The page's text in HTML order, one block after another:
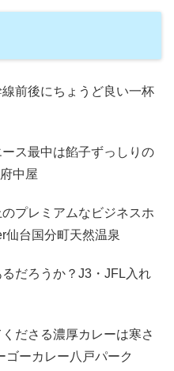
線前後にちょうど良い一杯
ース最中は餡子ずっしりの
中屋
プレミアムなビジネスホ
仙台国分町天然温泉
だろうか？J3・JFL入れ
ださる濃厚カレーは寒さ
ゴーカレー八戸パーク